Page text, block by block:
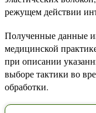
режущем действии
Полученные данные
медицинской
при описании
выборе тактики во
обработки.